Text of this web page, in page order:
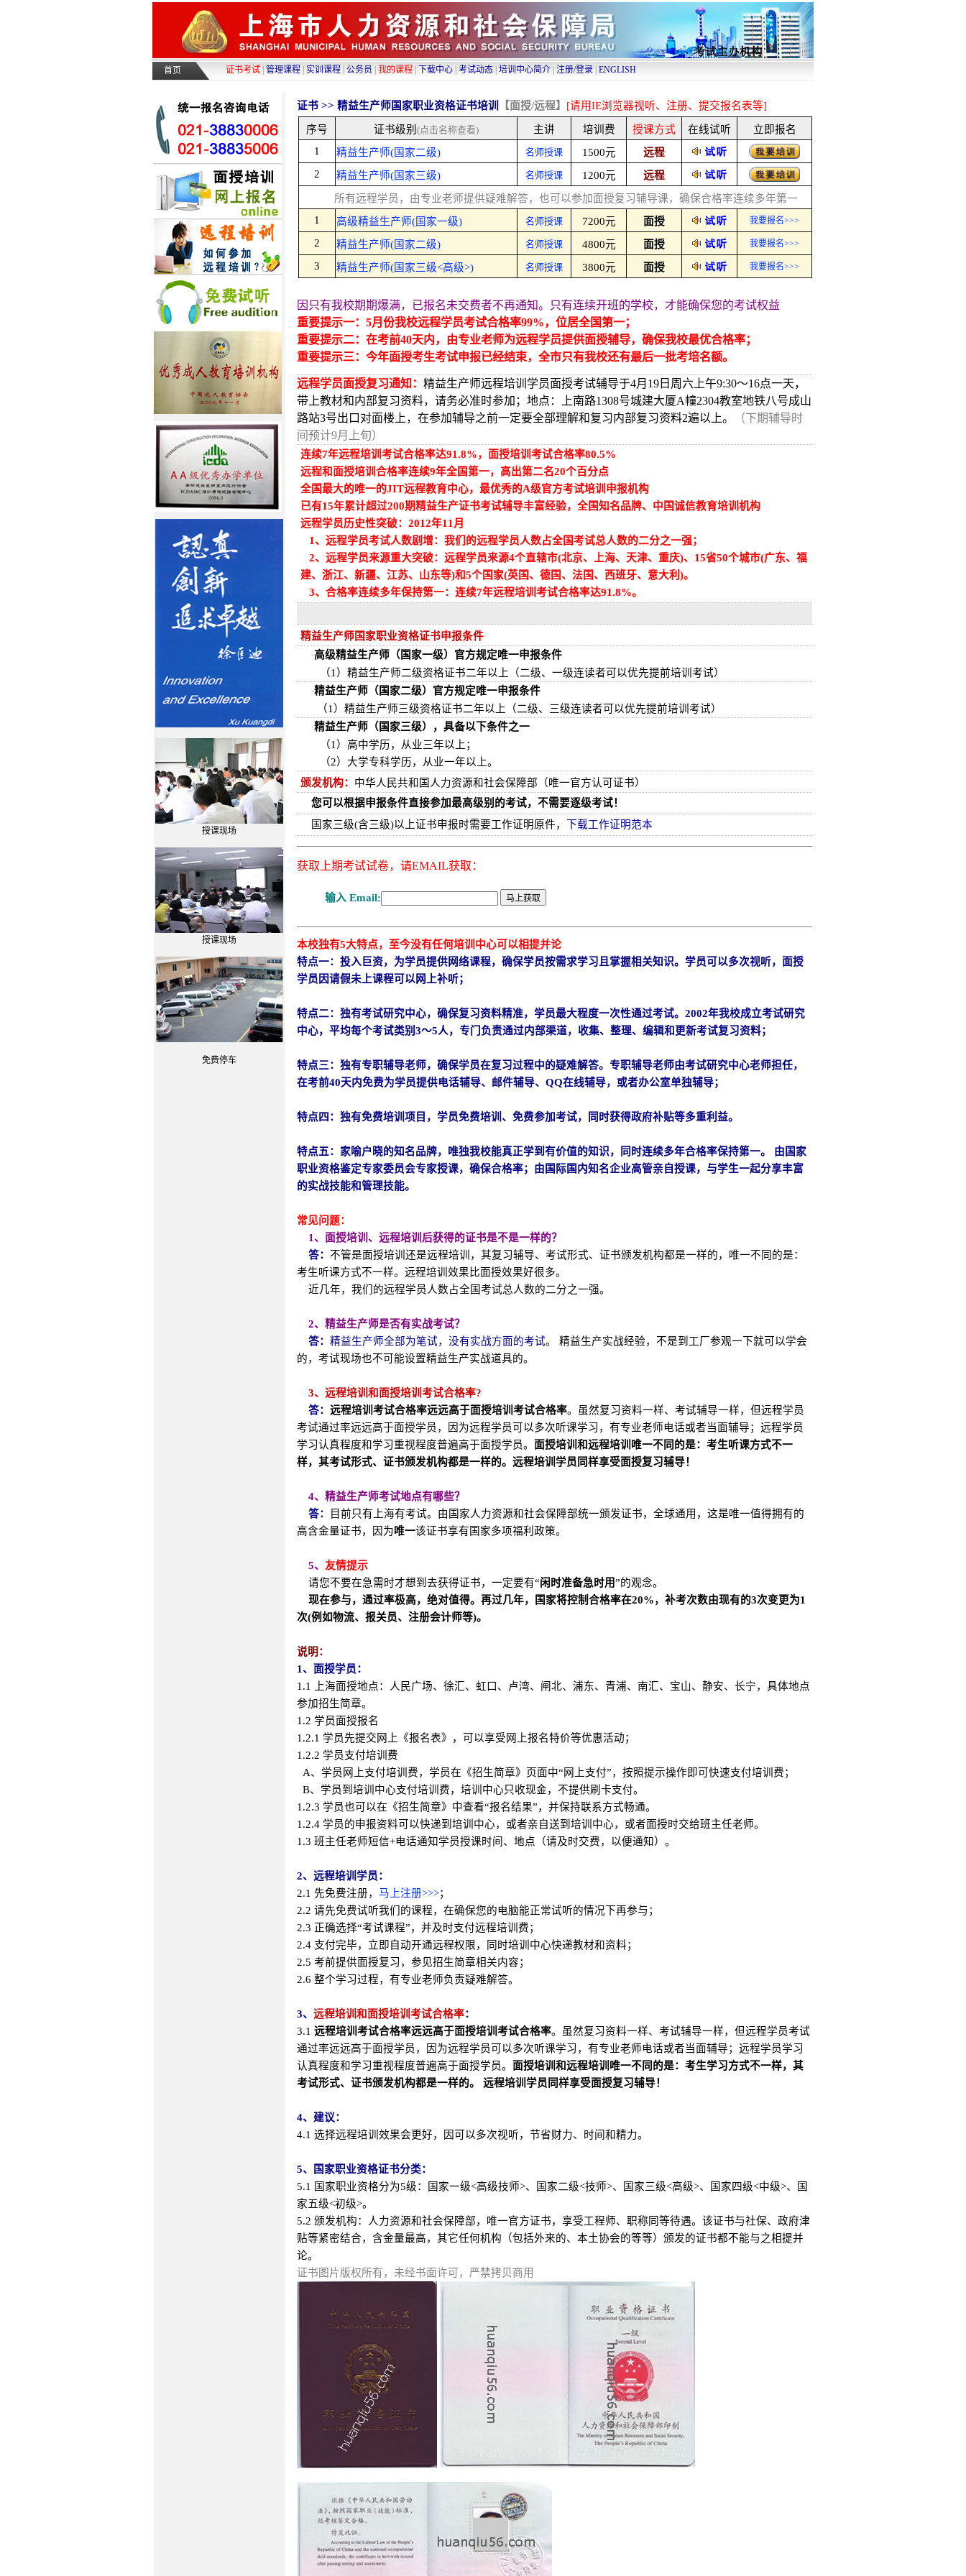
首页 证书考试 管理课程 实训课程 公务员 我的课程 下载中心 考试动态 培训中心简介 注册/登录 ENGLISH
授课现场
授课现场
免费停车
证书 >> 精益生产师国家职业资格证书培训 【面授/远程】 [请用IE浏览器视听、注册、提交报名表等]
序号 证书级别 (点击名称查看) 主讲 培训费 授课方式 在线试听
立即报名
1
精益生产师(国家二级) 名师授课 1500元
远程
2
精益生产师(国家三级) 名师授课 1200元
远程
所有远程学员，由专业老师提供疑难解答，也可以参加面授复习辅导课，确保合格率连续多年第一
1
高级精益生产师(国家一级) 名师授课 7200元 面授 我要报名>>>
2 精益生产师(国家二级) 名师授课 4800元 面授 我要报名>>>
3 精益生产师(国家三级<高级>) 名师授课 3800元 面授 我要报名>>>
因只有我校期期爆满，已报名未交费者不再通知。只有连续开班的学校，才能确保您的考试权益
重要提示一：5月份我校远程学员考试合格率99%，位居全国第一；
重要提示二：在考前40天内，由专业老师为远程学员提供面授辅导，确保我校最优合格率；
重要提示三：今年面授考生考试申报已经结束，全市只有我校还有最后一批考培名额。
远程学员面授复习通知： 精益生产师远程培训学员面授考试辅导于4月19日周六上午9:30～16点一天，
带上教材和内部复习资料，请务必准时参加；地点：上南路1308号城建大厦A幢2304教室地铁八号成山
路站3号出口对面楼上，在参加辅导之前一定要全部理解和复习内部复习资料2遍以上。
（下期辅导时
间预计9月上旬）
连续7年远程培训考试合格率达91.8%，面授培训考试合格率80.5%
远程和面授培训合格率连续9年全国第一，高出第二名20个百分点
全国最大的唯一的JIT远程教育中心，最优秀的A级官方考试培训申报机构
已有15年累计超过200期精益生产证书考试辅导丰富经验，全国知名品牌、中国诚信教育培训机构
远程学员历史性突破：2012年11月
1、远程学员考试人数剧增：我们的远程学员人数占全国考试总人数的二分之一强；
2、远程学员来源重大突破：远程学员来源4个直辖市(北京、上海、天津、重庆)、15省50个城市(广东、福
建、浙江、新疆、江苏、山东等)和5个国家(英国、德国、法国、西班牙、意大利)。
3、合格率连续多年保持第一： 连续7年远程培训考试合格率达91.8%。
精益生产师国家职业资格证书申报条件
·高级精益生产师（国家一级）官方规定唯一申报条件
（1）精益生产师二级资格证书二年以上（二级、一级连读者可以优先提前培训考试）
·精益生产师（国家二级）官方规定唯一申报条件
（1）精益生产师三级资格证书二年以上（二级、三级连读者可以优先提前培训考试）
·精益生产师（国家三级），具备以下条件之一
（1）高中学历，从业三年以上；
（2）大学专科学历，从业一年以上。
颁发机构： 中华人民共和国人力资源和社会保障部（唯一官方认可证书）
您可以根据申报条件直接参加最高级别的考试，不需要逐级考试！
国家三级(含三级)以上证书申报时需要工作证明原件， 下载工作证明范本
获取上期考试试卷，请EMAIL获取：
本校独有5大特点，至今没有任何培训中心可以相提并论
特点一：投入巨资，为学员提供网络课程，确保学员按需求学习且掌握相关知识。学员可以多次视听，面授
学员因请假未上课程可以网上补听；
特点二：独有考试研究中心，确保复习资料精准，学员最大程度一次性通过考试。2002年我校成立考试研究
中心，平均每个考试类别3～5人，专门负责通过内部渠道，收集、整理、编辑和更新考试复习资料；
特点三：独有专职辅导老师，确保学员在复习过程中的疑难解答。专职辅导老师由考试研究中心老师担任，
在考前40天内免费为学员提供电话辅导、邮件辅导、QQ在线辅导，或者办公室单独辅导；
特点四：独有免费培训项目，学员免费培训、免费参加考试，同时获得政府补贴等多重利益。
特点五： 家喻户晓的知名品牌，唯独我校能真正学到有价值的知识，同时连续多年合格率保持第一。 由国家
职业资格鉴定专家委员会专家授课，确保合格率；由国际国内知名企业高管亲自授课，与学生一起分享丰富
的实战技能和管理技能。
常见问题：
1、面授培训、远程培训后获得的证书是不是一样的？
答： 不管是面授培训还是远程培训，其复习辅导、考试形式、证书颁发机构都是一样的，唯一不同的是：
考生听课方式不一样。远程培训效果比面授效果好很多。
近几年，我们的远程学员人数占全国考试总人数的二分之一强。
2、精益生产师是否有实战考试？
答： 精益生产师全部为笔试，没有实战方面的考试。 精益生产实战经验，不是到工厂参观一下就可以学会
的，考试现场也不可能设置精益生产实战道具的。
3、远程培训和面授培训考试合格率?
答： 远程培训考试合格率远远高于面授培训考试合格率。虽然复习资料一样、考试辅导一样，但远程学员
考试通过率远远高于面授学员，因为远程学员可以多次听课学习，有专业老师电话或者当面辅导；远程学员
学习认真程度和学习重视程度普遍高于面授学员。 面授培训和远程培训唯一不同的是：考生听课方式不一
样，其考试形式、证书颁发机构都是一样的。远程培训学员同样享受面授复习辅导！
4、精益生产师考试地点有哪些？
答：
目前只有上海有考试。由国家人力资源和社会保障部统一颁发证书，全球通用，这是唯一值得拥有的
高含金量证书，因为唯一该证书享有国家多项福利政策。
5、 友情提示
请您不要在急需时才想到去获得证书，一定要有“闲时准备急时用”的观念。
现在参与，通过率极高，绝对值得。再过几年，国家将控制合格率在20%，补考次数由现有的3次变更为1
次(例如物流、报关员、注册会计师等)。
说明：
1、面授学员：
1.1 上海面授地点：人民广场、徐汇、虹口、卢湾、闸北、浦东、青浦、南汇、宝山、静安、长宁，具体地点
参加招生简章。
1.2 学员面授报名
1.2.1 学员先提交网上《报名表》，可以享受网上报名特价等优惠活动；
1.2.2 学员支付培训费
A、学员网上支付培训费，学员在《招生简章》页面中“网上支付”，按照提示操作即可快速支付培训费；
B、学员到培训中心支付培训费，培训中心只收现金，不提供刷卡支付。
1.2.3 学员也可以在《招生简章》中查看“报名结果”，并保持联系方式畅通。
1.2.4 学员的申报资料可以快递到培训中心，或者亲自送到培训中心，或者面授时交给班主任老师。
1.3 班主任老师短信+电话通知学员授课时间、地点（请及时交费，以便通知）。
2、远程培训学员：
2.1 先免费注册， 马上注册>>>；
2.2 请先免费试听我们的课程，在确保您的电脑能正常试听的情况下再参与；
2.3 正确选择“考试课程”，并及时支付远程培训费；
2.4 支付完毕，立即自动开通远程权限，同时培训中心快递教材和资料；
2.5 考前提供面授复习，参见招生简章相关内容；
2.6 整个学习过程，有专业老师负责疑难解答。
3、 远程培训和面授培训考试合格率：
3.1 远程培训考试合格率远远高于面授培训考试合格率。虽然复习资料一样、考试辅导一样，但远程学员考试
通过率远远高于面授学员，因为远程学员可以多次听课学习，有专业老师电话或者当面辅导；远程学员学习
认真程度和学习重视程度普遍高于面授学员。 面授培训和远程培训唯一不同的是：考生学习方式不一样，其
考试形式、证书颁发机构都是一样的。 远程培训学员同样享受面授复习辅导！
4、建议：
4.1 选择远程培训效果会更好，因可以多次视听，节省财力、时间和精力。
5、国家职业资格证书分类：
5.1 国家职业资格分为5级：国家一级<高级技师>、国家二级<技师>、国家三级<高级>、国家四级<中级>、国
家五级<初级>。
5.2 颁发机构：人力资源和社会保障部，唯一官方证书，享受工程师、职称同等待遇。该证书与社保、政府津
贴等紧密结合，含金量最高，其它任何机构（包括外来的、本土协会的等等）颁发的证书都不能与之相提并
论。
证书图片版权所有，未经书面许可，严禁拷贝商用